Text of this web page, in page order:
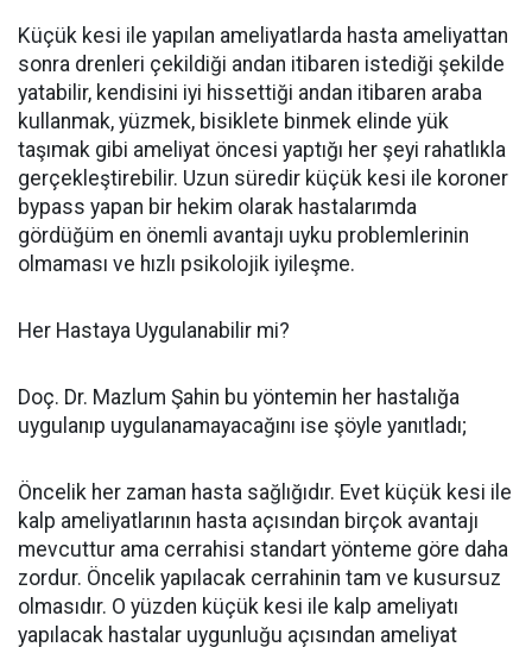
Küçük kesi ile yapılan ameliyatlarda hasta ameliyattan
sonra drenleri çekildiği andan itibaren istediği şekilde
yatabilir, kendisini iyi hissettiği andan itibaren araba
kullanmak, yüzmek, bisiklete binmek elinde yük
taşımak gibi ameliyat öncesi yaptığı her şeyi rahatlıkla
gerçekleştirebilir. Uzun süredir küçük kesi ile koroner
bypass yapan bir hekim olarak hastalarımda
gördüğüm en önemli avantajı uyku problemlerinin
olmaması ve hızlı psikolojik iyileşme.
Her Hastaya Uygulanabilir mi?
Doç. Dr. Mazlum Şahin bu yöntemin her hastalığa
uygulanıp uygulanamayacağını ise şöyle yanıtladı;
Öncelik her zaman hasta sağlığıdır. Evet küçük kesi ile
kalp ameliyatlarının hasta açısından birçok avantajı
mevcuttur ama cerrahisi standart yönteme göre daha
zordur. Öncelik yapılacak cerrahinin tam ve kusursuz
olmasıdır. O yüzden küçük kesi ile kalp ameliyatı
yapılacak hastalar uygunluğu açısından ameliyat